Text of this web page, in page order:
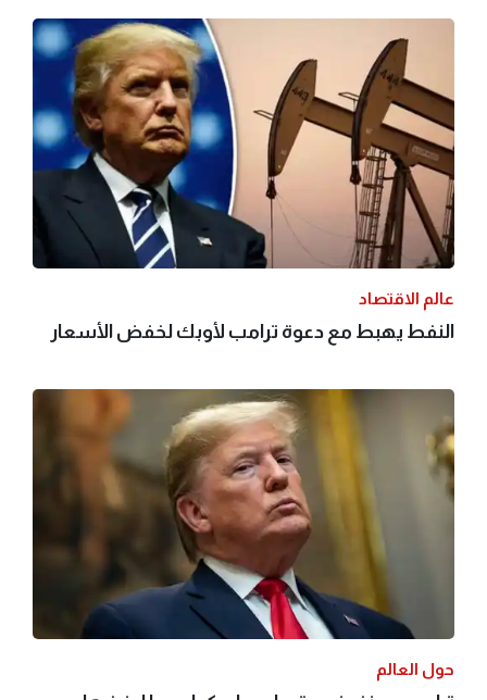
عالم الاقتصاد
النفط يهبط مع دعوة ترامب لأوبك لخفض الأسعار
حول العالم